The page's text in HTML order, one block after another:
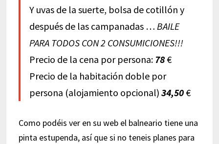
Y uvas de la suerte, bolsa de cotillón y
después de las campanadas … BAILE
PARA TODOS CON 2 CONSUMICIONES!!!
Precio de la cena por persona: 78€
Precio de la habitación doble por
persona (alojamiento opcional) 34,50€
Como podéis ver en su web el balneario tiene una
pinta estupenda, así que si no teneis planes para